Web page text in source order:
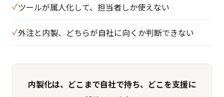
ツールが属人化して、担当者しか使えない
外注と内製、どちらが自社に向くか判断できない
内製化は、どこまで自社で持ち、どこを支援に